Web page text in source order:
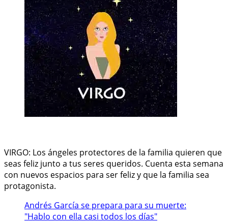
VIRGO: Los ángeles protectores de la familia quieren que
seas feliz junto a tus seres queridos. Cuenta esta semana
con nuevos espacios para ser feliz y que la familia sea
protagonista.
Andrés García se prepara para su muerte:
"Hablo con ella casi todos los días"